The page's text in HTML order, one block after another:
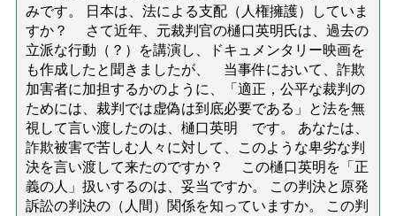
みです。 日本は、法による支配（人権擁護）していま
すか？ さて近年、元裁判官の樋口英明氏は、過去の
立派な行動（？）を講演し、ドキュメンタリー映画を
も作成したと聞きましたが、 当事件において、詐欺
加害者に加担するかのように、「適正，公平な裁判の
ためには、裁判では虚偽は到底必要である」と法を無
視して言い渡したのは、樋口英明 です。 あなたは、
詐欺被害で苦しむ人々に対して、このような卑劣な判
決を言い渡して来たのですか？ この樋口英明を「正
義の人」扱いするのは、妥当ですか。 この判決と原発
訴訟の判決の（人間）関係を知っていますか。 この判